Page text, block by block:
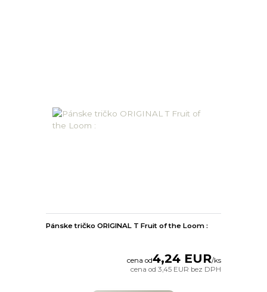
Pánske tričko ORIGINAL T Fruit of the Loom :
cena od4,24 EUR/ks
cena od3,45 EUR bez DPH